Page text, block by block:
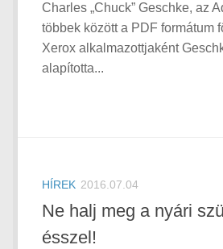
Charles „Chuck” Geschke, az
többek között a PDF formátum
Xerox alkalmazottjaként
alapította...
HÍREK 2016.07.04
Ne halj meg a nyári
ésszel!